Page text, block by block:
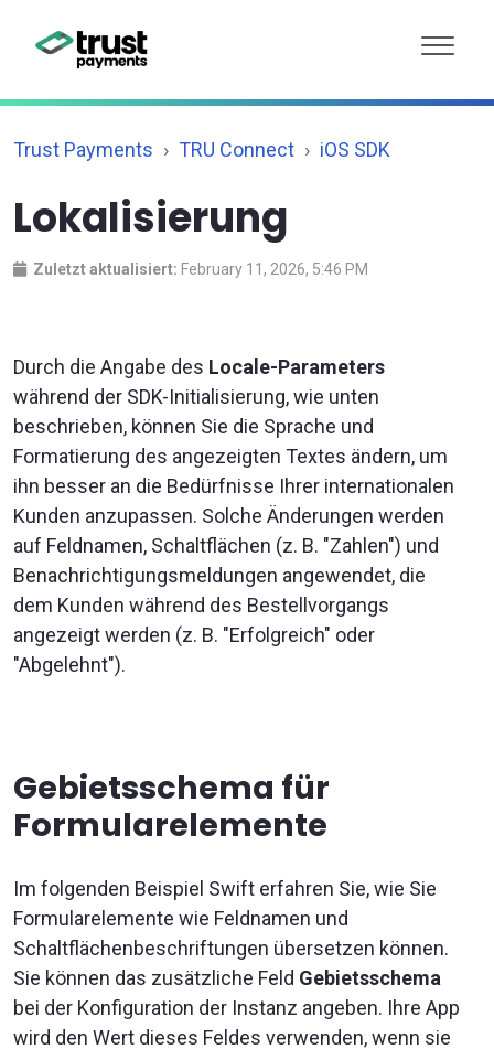
Trust Payments TRU Connect iOS SDK
Lokalisierung
Zuletzt aktualisiert: February 11, 2026, 5:46 PM
Durch die Angabe des Locale-Parameters
während der SDK-Initialisierung, wie unten
beschrieben, können Sie die Sprache und
Formatierung des angezeigten Textes ändern, um
ihn besser an die Bedürfnisse Ihrer internationalen
Kunden anzupassen. Solche Änderungen werden
auf Feldnamen, Schaltflächen (z. B. "Zahlen") und
Benachrichtigungsmeldungen angewendet, die
dem Kunden während des Bestellvorgangs
angezeigt werden (z. B. "Erfolgreich" oder
"Abgelehnt").
Gebietsschema für
Formularelemente
Im folgenden Beispiel Swift erfahren Sie, wie Sie
Formularelemente wie Feldnamen und
Schaltflächenbeschriftungen übersetzen können.
Sie können das zusätzliche Feld Gebietsschema
bei der Konfiguration der Instanz angeben. Ihre App
wird den Wert dieses Feldes verwenden, wenn sie